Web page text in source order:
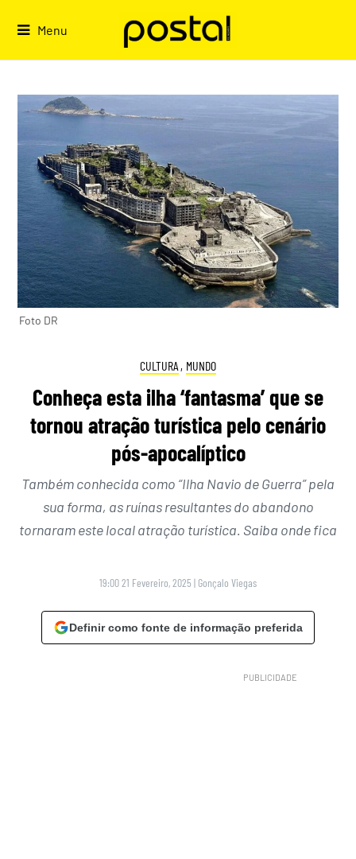
Menu
Foto DR
CULTURA , MUNDO
Conheça esta ilha ‘fantasma’ que se
tornou atração turística pelo cenário
pós-apocalíptico
Também conhecida como “Ilha Navio de Guerra” pela
sua forma, as ruínas resultantes do abandono
tornaram este local atração turística. Saiba onde fica
19:00 21 Fevereiro, 2025 | Gonçalo Viegas
Definir como fonte de informação preferida